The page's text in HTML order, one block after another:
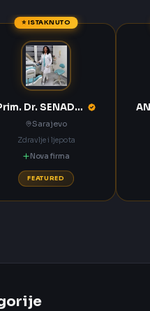
⭐ ISTAKNUTO
Prim. Dr. SENADETA OMERBAŠIĆ STOMATOLOŠKA ORDINACIJA
Sarajevo
Zdravlje i ljepota
Nova firma
FEATURED